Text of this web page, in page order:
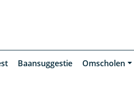
Baansuggestie Omscholen